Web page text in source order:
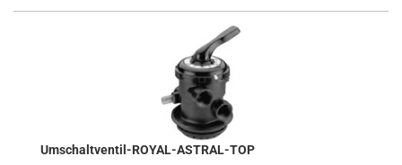
Umschaltventil-ROYAL-ASTRAL-TOP